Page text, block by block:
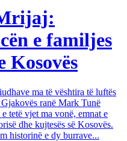
e familjes
Kosovës
ma të vështira të luftës
ranë Mark Tunë
tetë vjet ma vonë, emnat e
dhe kujtesës së Kosovës.
historinë e dy burrave...